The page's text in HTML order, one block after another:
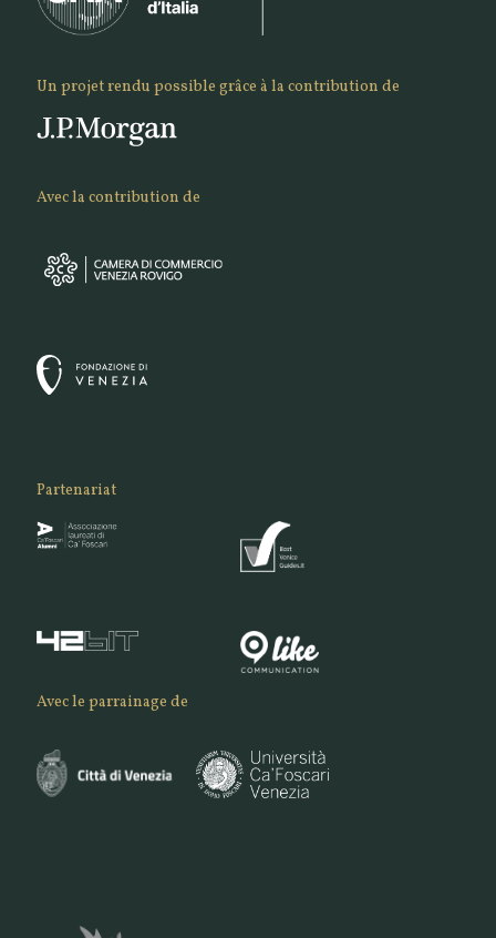
Un projet rendu possible grâce à la contribution de
Avec la contribution de
Partenariat
Avec le parrainage de